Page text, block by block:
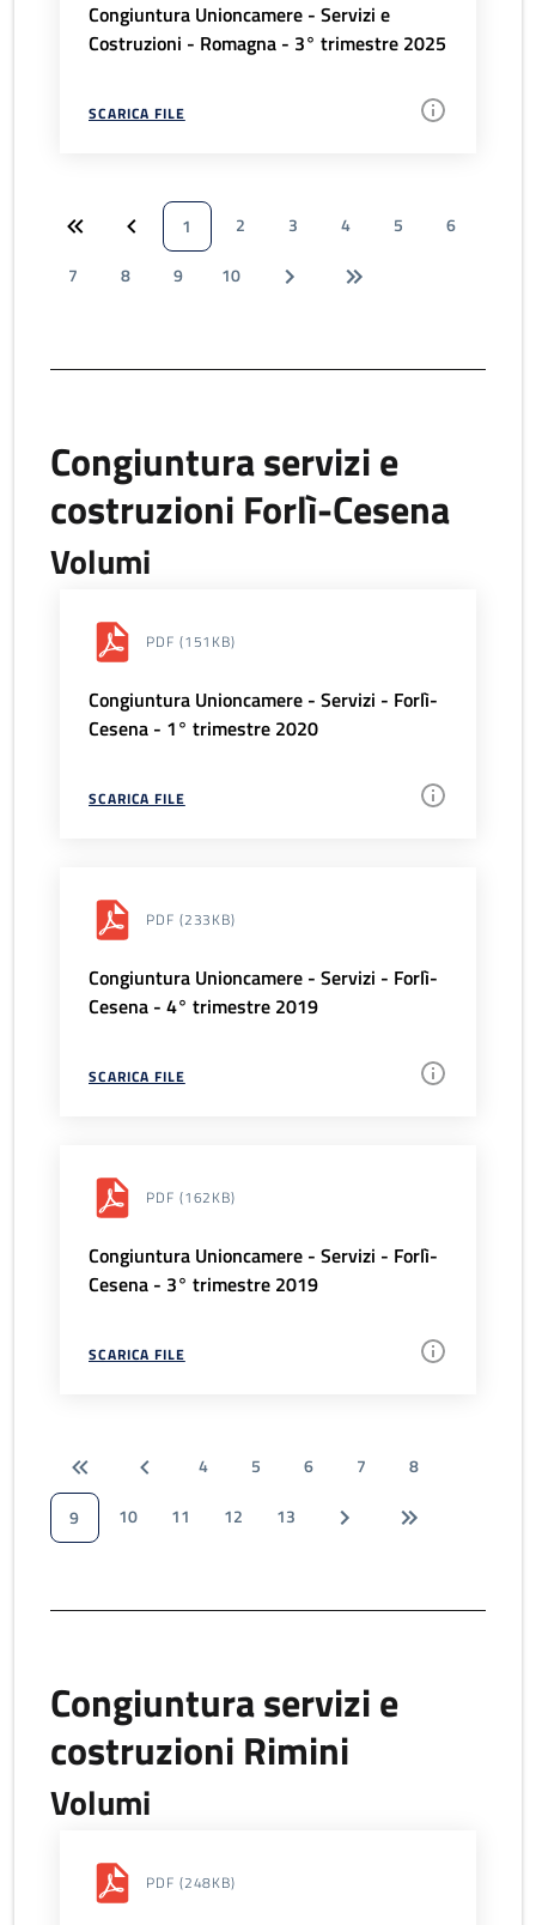
Congiuntura Unioncamere - Servizi e
Costruzioni - Romagna - 3° trimestre 2025
SCARICA FILE
1 2 3 4 5
6
7
8 9 10
Congiuntura servizi e
costruzioni Forlì-Cesena
Volumi
PDF (151KB)
Congiuntura Unioncamere - Servizi - Forlì-
Cesena - 1° trimestre 2020
SCARICA FILE
PDF (233KB)
Congiuntura Unioncamere - Servizi - Forlì-
Cesena - 4° trimestre 2019
SCARICA FILE
PDF (162KB)
Congiuntura Unioncamere - Servizi - Forlì-
Cesena - 3° trimestre 2019
SCARICA FILE
4 5 6 7
8
9
10 11 12 13
Congiuntura servizi e
costruzioni Rimini
Volumi
PDF (248KB)